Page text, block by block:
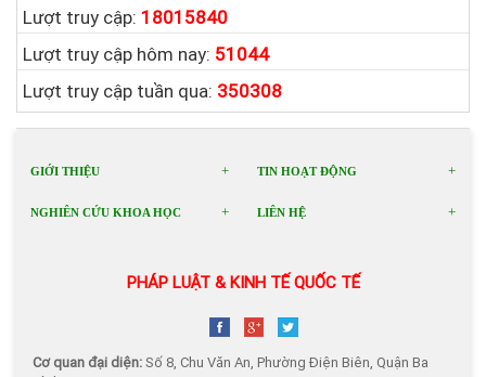
Lượt truy cập: 18015840
Lượt truy cập hôm nay: 51044
Lượt truy cập tuần qua: 350308
GIỚI THIỆU TIN HOẠT ĐỘNG
NGHIÊN CỨU KHOA HỌC LIÊN HỆ
PHÁP LUẬT & KINH TẾ QUỐC TẾ
Cơ quan đại diện:Số 8, Chu Văn An, Phường Điện Biên, Quận Ba